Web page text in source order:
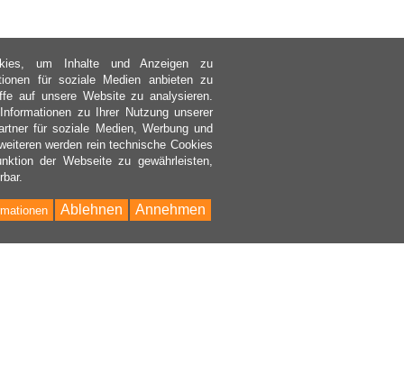
um Inhalte und Anzeigen zu
für soziale Medien anbieten zu
auf unsere Website zu analysieren.
zu Ihrer Nutzung unserer
für soziale Medien, Werbung und
werden rein technische Cookies
der Webseite zu gewährleisten,
Annehmen
Ablehnen